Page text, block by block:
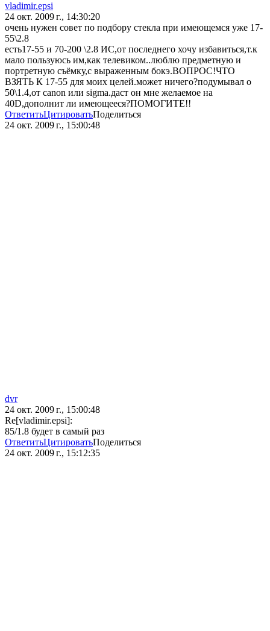
vladimir.epsi
24 окт. 2009 г., 14:30:20
очень нужен совет по подбору стекла при имеющемся уже 17-
55\2.8
есть17-55 и 70-200 \2.8 ИС,от последнего хочу избавиться,т.к
мало пользуюсь им,как телевиком..люблю предметную и
портретную съёмку,с выраженным бокэ.ВОПРОС!ЧТО
ВЗЯТЬ К 17-55 для моих целей.может ничего?подумывал о
50\1.4,от canon или sigma.даст он мне желаемое на
40D,дополнит ли имеющееся?ПОМОГИТЕ!!
ОтветитьЦитироватьПоделиться
24 окт. 2009 г., 15:00:48
dvr
24 окт. 2009 г., 15:00:48
Re[vladimir.epsi]:
85/1.8 будет в самый раз
ОтветитьЦитироватьПоделиться
24 окт. 2009 г., 15:12:35